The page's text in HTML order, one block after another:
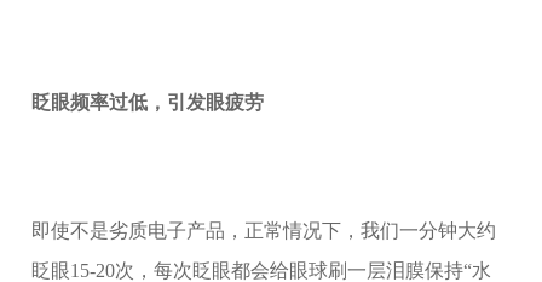
眨眼频率过低，引发眼疲劳
即使不是劣质电子产品，正常情况下，我们一分钟大约
眨眼15-20次，每次眨眼都会给眼球刷一层泪膜保持“水